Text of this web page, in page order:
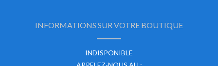
INFORMATIONS SUR VOTRE BOUTIQUE
INDISPONIBLE